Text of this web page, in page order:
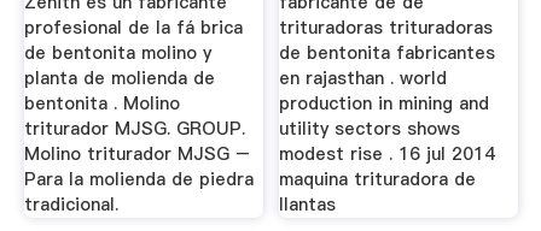
profesional de la fá brica
de bentonita molino y
planta de molienda de
bentonita . Molino
triturador MJSG. GROUP.
Molino triturador MJSG –
Para la molienda de piedra
tradicional.
trituradoras trituradoras
de bentonita fabricantes
en rajasthan . world
production in mining and
utility sectors shows
modest rise . 16 jul 2014
maquina trituradora de
llantas